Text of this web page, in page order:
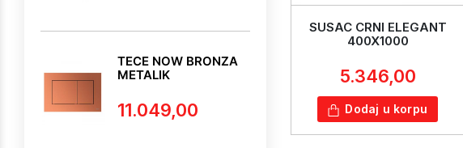
TECE NOW BRONZA
METALIK
11.049,00
SUSAC CRNI ELEGANT
400X1000
5.346,00
Dodaj u korpu